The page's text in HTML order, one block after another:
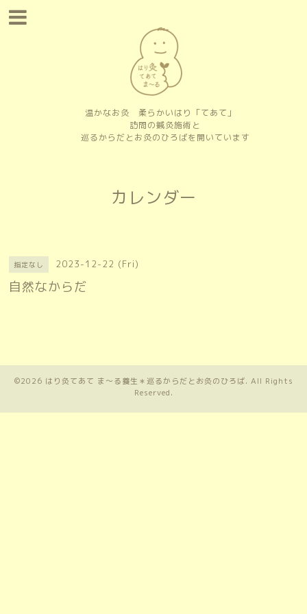
温かなお灸 柔らかいはり「てあて」
訪問の鍼灸施術と
巡るからだとお灸のひろばを開いています
カレンダー
指定なし 2023-12-22 (Fri)
自然なからだ
©2026 はり灸てあて ま〜る養生＊巡るからだとお灸のひろば. All Rights
Reserved.